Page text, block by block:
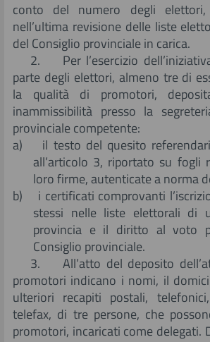
conto del numero degli elettori,
nell’ultima revisione delle liste
del Consiglio provinciale in carica.
2. Per l’esercizio
parte degli elettori, almeno tre di
la qualità di promotori,
inammissibilità presso la
provinciale competente:
a) il testo del quesito
all’articolo 3, riportato su fogli
loro firme, autenticate a norma
b) i certificati comprovanti
stessi nelle liste elettorali di
provincia e il diritto al voto
Consiglio provinciale.
3. All’atto del deposito
promotori indicano i nomi, il
ulteriori recapiti postali,
telefax, di tre persone, che
promotori, incaricati come delegati.